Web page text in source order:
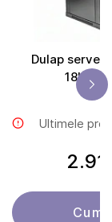
Dulap server
18U/
Ultimele